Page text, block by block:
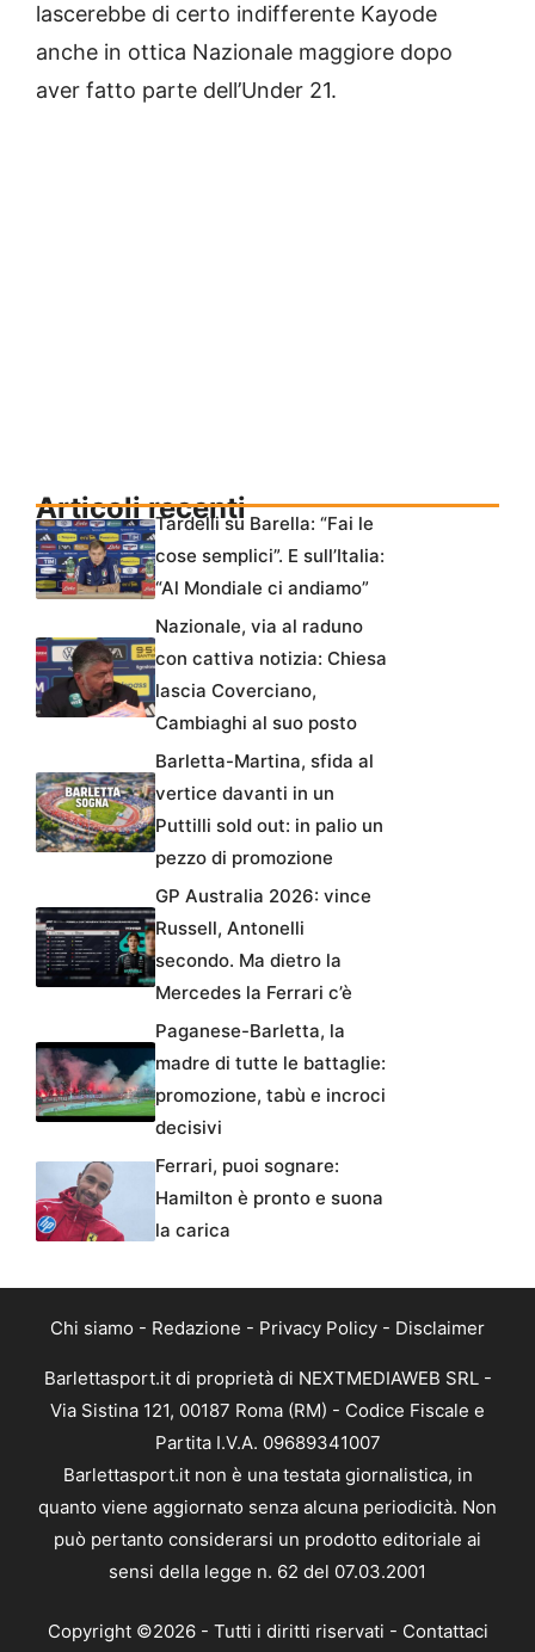
lascerebbe di certo indifferente Kayode
anche in ottica Nazionale maggiore dopo
aver fatto parte dell’Under 21.
Articoli recentiTardelli su Barella: “Fai le
cose semplici”. E sull’Italia:
“Al Mondiale ci andiamo”
Nazionale, via al raduno
con cattiva notizia: Chiesa
lascia Coverciano,
Cambiaghi al suo posto
Barletta-Martina, sfida al
vertice davanti in un
Puttilli sold out: in palio un
pezzo di promozione
GP Australia 2026: vince
Russell, Antonelli
secondo. Ma dietro la
Mercedes la Ferrari c’è
Paganese-Barletta, la
madre di tutte le battaglie:
promozione, tabù e incroci
decisivi
Ferrari, puoi sognare:
Hamilton è pronto e suona
la carica
Chi siamo - Redazione - Privacy Policy - Disclaimer
Barlettasport.it di proprietà di NEXTMEDIAWEB SRL -
Via Sistina 121, 00187 Roma (RM) - Codice Fiscale e
Partita I.V.A. 09689341007
Barlettasport.it non è una testata giornalistica, in
quanto viene aggiornato senza alcuna periodicità. Non
può pertanto considerarsi un prodotto editoriale ai
sensi della legge n. 62 del 07.03.2001
Copyright ©2026 - Tutti i diritti riservati - Contattaci